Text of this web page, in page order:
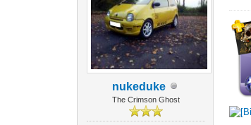
nukeduke
The Crimson Ghost